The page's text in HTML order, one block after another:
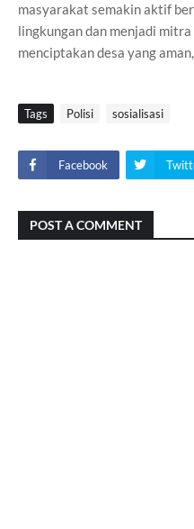
masyarakat semakin aktif
lingkungan dan menjadi
menciptakan desa yang
Tags Polisi sosialisasi
Facebook
POST A COMMENT